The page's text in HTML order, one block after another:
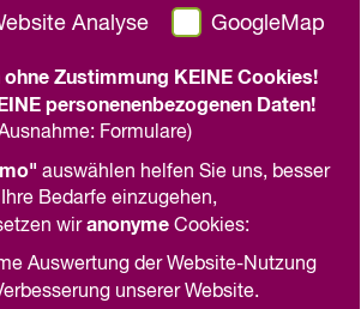
Analyse GoogleMap
ohne Zustimmung KEINE Cookies!
personenenbezogenen Daten!
Formulare)
auswählen helfen Sie uns, besser
Bedarfe einzugehen,
wiranonyme Cookies:
Auswertung der Website-Nutzung
unserer Website.